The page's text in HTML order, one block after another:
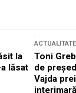
la
lăsat
ACTUALITATE
Toni
de
Vajda
interimară